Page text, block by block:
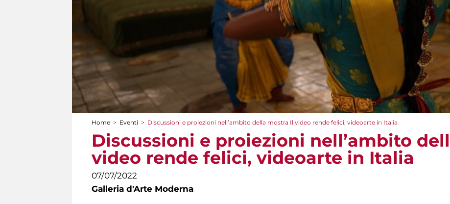
Tu sei qui
Home > Eventi > Discussioni e proiezioni nell’ambito della mostra Il video rende felici, videoarte in Italia
Discussioni e proiezioni nell’ambito
video rende felici, videoarte in Italia
07/07/2022
Galleria d'Arte Moderna